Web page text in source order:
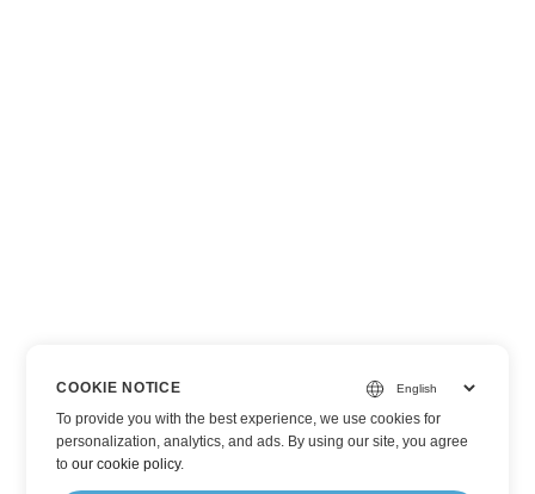
COOKIE NOTICE
To provide you with the best experience, we use cookies for
personalization, analytics, and ads. By using our site, you agree
toour cookie policy.